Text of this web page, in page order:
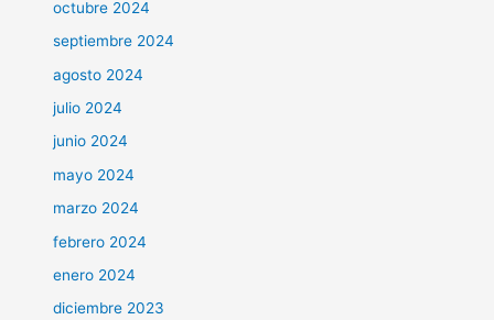
octubre 2024
septiembre 2024
agosto 2024
julio 2024
junio 2024
mayo 2024
marzo 2024
febrero 2024
enero 2024
diciembre 2023